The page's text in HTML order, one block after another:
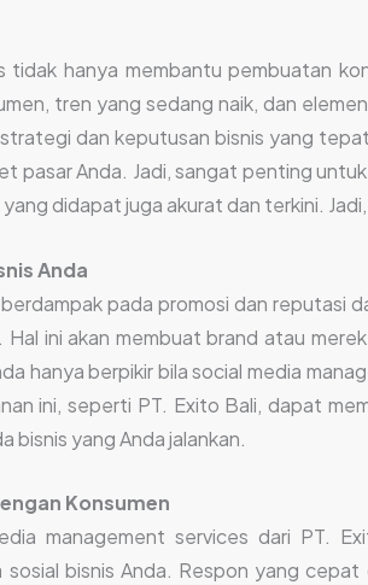
tidak hanya membantu pembuatan
tren yang sedang naik, dan
dan keputusan bisnis yang
pasar Anda. Jadi, sangat penting
didapat juga akurat dan terkini.
Anda
pada promosi dan reputasi
ini akan membuat brand atau
hanya berpikir bila social media
ini, seperti PT. Exito Bali, dapat
bisnis yang Anda jalankan.
Konsumen
management services dari PT.
bisnis Anda. Respon yang